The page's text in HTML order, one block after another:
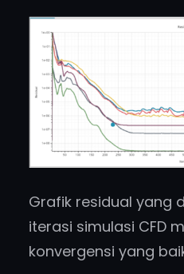
Grafik residual yang
iterasi simulasi CFD
konvergensi yang